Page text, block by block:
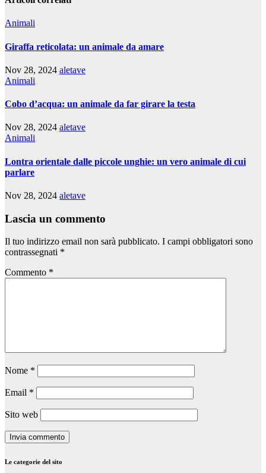
Animali
Giraffa reticolata: un animale da amare
Nov 28, 2024 aletave
Animali
Cobo d’acqua: un animale da far girare la testa
Nov 28, 2024 aletave
Animali
Lontra orientale dalle piccole unghie: un vero animale di cui
parlare
Nov 28, 2024 aletave
Lascia un commento
Il tuo indirizzo email non sarà pubblicato. I campi obbligatori sono
contrassegnati *
Commento *
Nome *
Email *
Sito web
Le categorie del sito